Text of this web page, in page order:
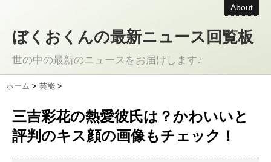
About
ぼくおくんの最新ニュース回覧板
世の中の最新のニュースをお届けします♪
ホーム > 芸能 >
三吉彩花の熱愛彼氏は？かわいいと
評判のキス顔の画像もチェック！